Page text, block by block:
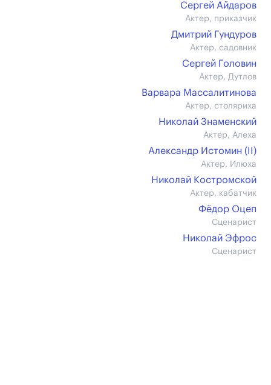
Сергей Айдаров
Актер, приказчик
Дмитрий Гундуров
Актер, садовник
Сергей Головин
Актер, Дутлов
Варвара Массалитинова
Актер, столяриха
Николай Знаменский
Актер, Алеха
Александр Истомин (II)
Актер, Илюха
Николай Костромской
Актер, кабатчик
Фёдор Оцеп
Сценарист
Николай Эфрос
Сценарист